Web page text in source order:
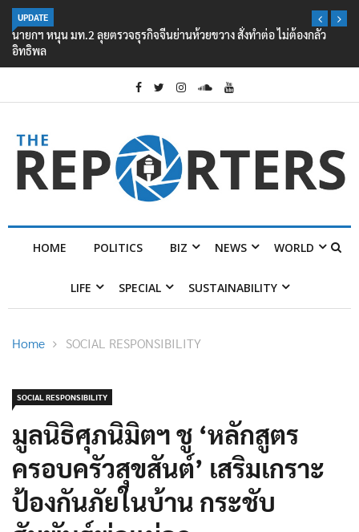
UPDATE
นายกฯ หนุน มท.2 ลุยตรวจธุรกิจจีนย่านห้วยขวาง สั่งทำต่อ ไม่ต้องกลัว
อิทธิพล
HOME POLITICS BIZ NEWS WORLD
LIFE SPECIAL SUSTAINABILITY
Home SOCIAL RESPONSIBILITY
SOCIAL RESPONSIBILITY
มูลนิธิศุภนิมิตฯ ชู ‘หลักสูตร
ครอบครัวสุขสันต์’ เสริมเกราะ
ป้องกันภัยในบ้าน กระชับ